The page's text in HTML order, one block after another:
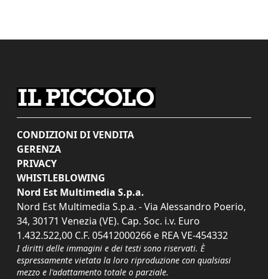
CONDIZIONI DI VENDITA
GERENZA
PRIVACY
WHISTLEBLOWING
Nord Est Multimedia S.p.a.
Nord Est Multimedia S.p.a. - Via Alessandro Poerio,
34, 30171 Venezia (VE). Cap. Soc. i.v. Euro
1.432.522,00 C.F. 05412000266 e REA VE-454332
I diritti delle immagini e dei testi sono riservati. È
espressamente vietata la loro riproduzione con qualsiasi
mezzo e l'adattamento totale o parziale.